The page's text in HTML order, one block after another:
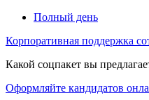
Полный день
Корпоративная поддержка
Какой соцпакет вы
Оформляйте кандидатов